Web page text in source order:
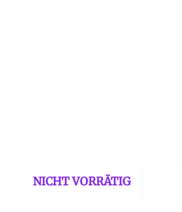
NICHT VORRÄTIG